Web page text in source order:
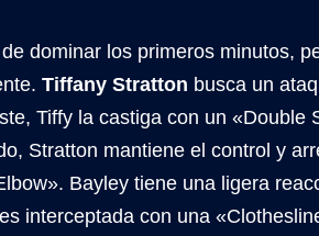
dominar los primeros minutos,
Tiffany Stratton busca un
Tiffy la castiga con un «Double
Stratton mantiene el control y
Bayley tiene una ligera
interceptada con una